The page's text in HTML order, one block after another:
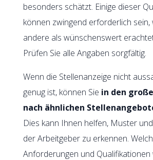
besonders schätzt. Einige dieser
können zwingend erforderlich sein,
andere als wünschenswert
Prüfen Sie alle Angaben sorgfältig.
Wenn die Stellenanzeige nicht
genug ist, können Sie in den
nach ähnlichen
Dies kann Ihnen helfen, Muster
der Arbeitgeber zu erkennen.
Anforderungen und